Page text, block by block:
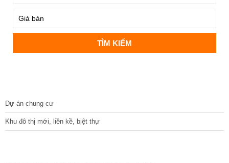
Dự án chung cư
Khu đô thị mới, liền kề, biệt thự